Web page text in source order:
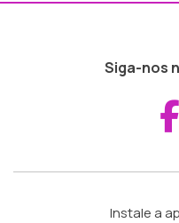
Siga-nos
Instale a